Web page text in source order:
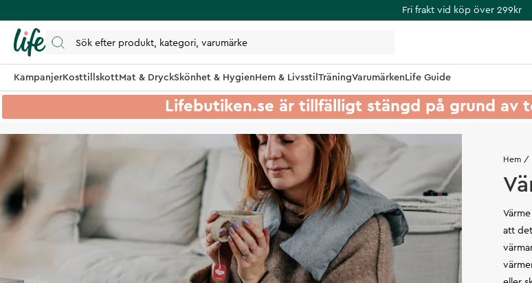
Fri frakt vid köp över 299kr
KampanjerKosttillskottMat & DryckSkönhet & HygienHem & Livsstil TräningVarumärkenLife Guide
Lifebutiken.se är tillfälligt stängd på grund av
Hem
att